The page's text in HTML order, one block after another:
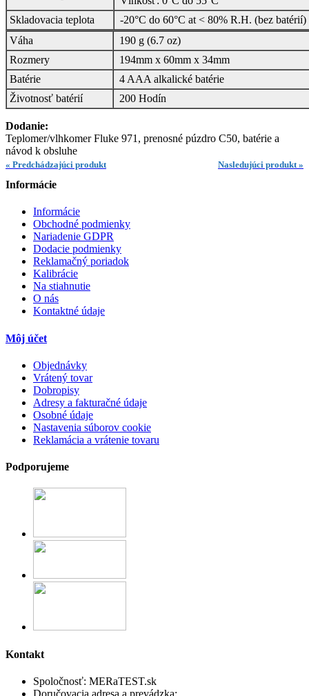
Skladovacia teplota
-20°C do 60°C at < 80% R.H. (bez batérií)
Váha
190 g (6.7 oz)
Rozmery
194mm x 60mm x 34mm
Batérie
4 AAA alkalické batérie
Životnosť batérií
200 Hodín
Dodanie:
Teplomer/vlhkomer Fluke 971, prenosné púzdro C50, batérie a
návod k obsluhe
« Predchádzajúci produkt Nasledujúci produkt »
Informácie
Informácie
Obchodné podmienky
Nariadenie GDPR
Dodacie podmienky
Reklamačný poriadok
Kalibrácie
Na stiahnutie
O nás
Kontaktné údaje
Môj účet
Objednávky
Vrátený tovar
Dobropisy
Adresy a fakturačné údaje
Osobné údaje
Nastavenia súborov cookie
Reklamácia a vrátenie tovaru
Podporujeme
Kontakt
Spoločnosť: MERaTEST.sk
Doručovacia adresa a prevádzka: